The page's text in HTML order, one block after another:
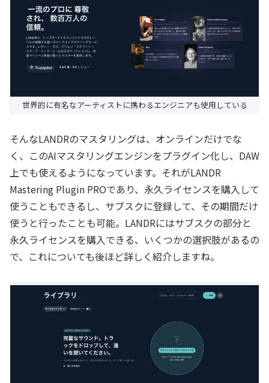
世界的に有名なアーティストに携わるエンジニアも使用している
そんなLANDRのマスタリングは、オンラインだけでな
く、このAIマスタリングエンジンをプラグイン化し、DAW
上でも使えるようになっています。それがLANDR
Mastering Plugin PROであり、永久ライセンスを購入して
使うこともできるし、サブスクに登録して、その期間だけ
使うと行ったことも可能。LANDRにはサブスクの部分と
永久ライセンスを購入できる、いくつかの選択肢があるの
で、これについても後ほど詳しく紹介しますね。